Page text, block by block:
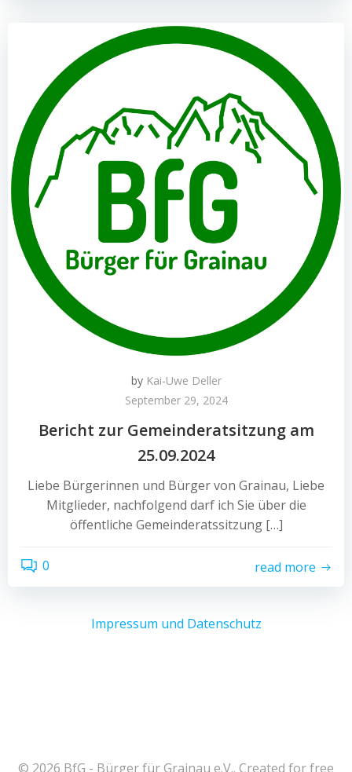
by Kai-Uwe Deller
September 29, 2024
Bericht zur Gemeinderatsitzung am
25.09.2024
Liebe Bürgerinnen und Bürger von Grainau, Liebe
Mitglieder, nachfolgend darf ich Sie über die
öffentliche Gemeinderatssitzung […]
0 read more
Impressum und Datenschutz
© 2026 BfG - Bürger für Grainau e.V.. Created for free